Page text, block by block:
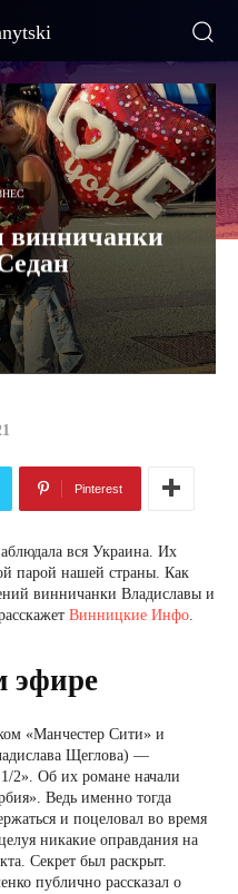
винничанки
Pinterest
вся Украина. Их
парой нашей страны. Как
винничанки Владиславы и
Винницкие Инфо.
эфире
«Манчестер Сити» и
Щеглова) —
2». Об их романе начали
Ведь именно тогда
и поцеловал во время
никакие оправдания на
Секрет был раскрыт.
публично рассказал о